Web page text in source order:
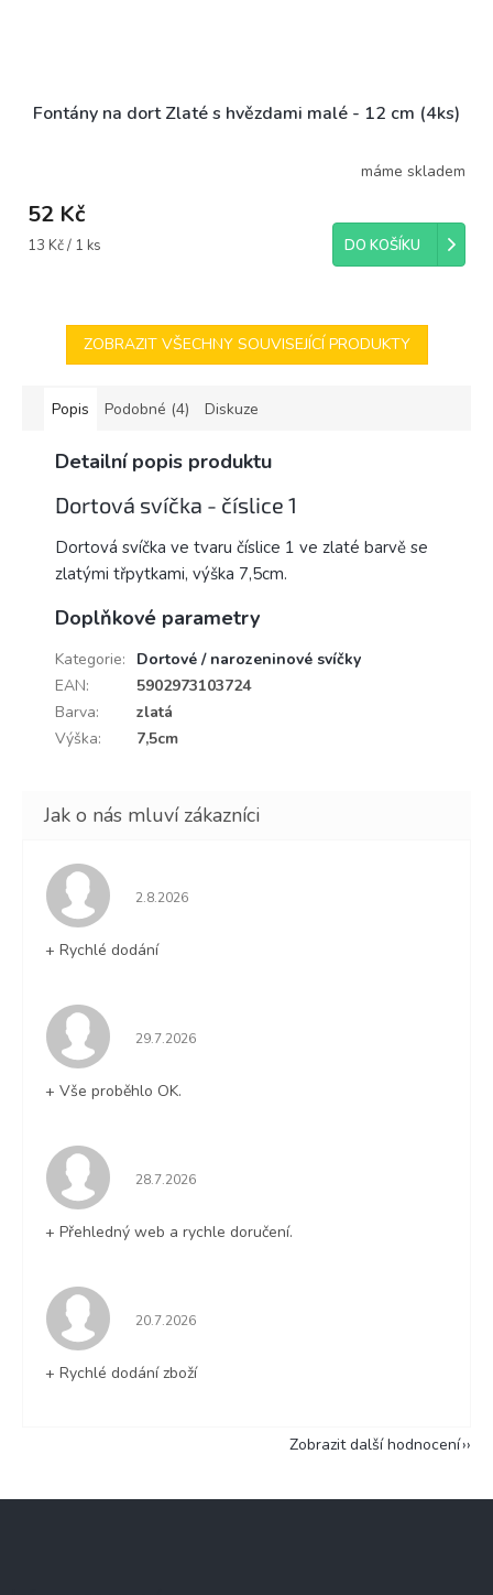
Fontány na dort Zlaté s hvězdami malé - 12 cm (4ks)
máme skladem
52 Kč
Měrná
13 Kč / 1 ks DO KOŠÍKU
ZOBRAZIT VŠECHNY SOUVISEJÍCÍ PRODUKTY
Popis Podobné (4) Diskuze
Detailní popis produktu
Dortová svíčka - číslice 1
Dortová svíčka ve tvaru číslice 1 ve zlaté barvě se
zlatými třpytkami, výška 7,5cm.
Doplňkové parametry
Kategorie:
Dortové / narozeninové svíčky
EAN:
5902973103724
Barva:
zlatá
Výška: 7,5cm
Hodnocení obchodu je 5 z 5 hvězdiček.
2.8.2026
+ Rychlé dodání
Hodnocení obchodu je 5 z 5 hvězdiček.
29.7.2026
+ Vše proběhlo OK.
Hodnocení obchodu je 5 z 5 hvězdiček.
28.7.2026
+ Přehledný web a rychle doručení.
Hodnocení obchodu je 5 z 5 hvězdiček.
20.7.2026
+ Rychlé dodání zboží
Zobrazit další hodnocení